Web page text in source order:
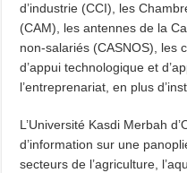
d’industrie (CCI), les
(CAM), les antennes de la
non-salariés (CASNOS), les
d’appui technologique et
l’entreprenariat, en plus
L’Université Kasdi Merbah
d’information sur une
secteurs de l’agriculture,